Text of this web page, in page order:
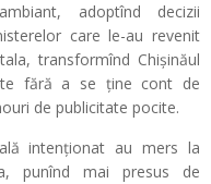
adoptînd decizii
care le-au revenit
transformînd Chișinăul
fără a se ține cont de
de publicitate pocite.
intenționat au mers la
punînd mai presus de